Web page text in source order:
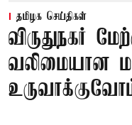
தமிழக செய்திகள்
விருதுநகர்
வலிமையான